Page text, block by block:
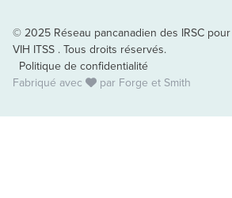
© 2025 Réseau pancanadien des IRSC
VIH ITSS . Tous droits réservés.
Politique de confidentialité
Fabriqué avec
par Forge et Smith